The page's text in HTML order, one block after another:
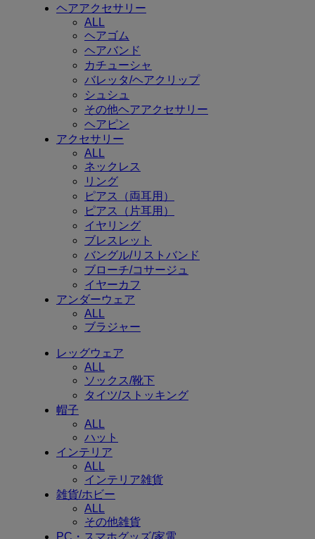
ヘアアクセサリー
ALL
ヘアゴム
ヘアバンド
カチューシャ
バレッタ/ヘアクリップ
シュシュ
その他ヘアアクセサリー
ヘアピン
アクセサリー
ALL
ネックレス
リング
ピアス（両耳用）
ピアス（片耳用）
イヤリング
ブレスレット
バングル/リストバンド
ブローチ/コサージュ
イヤーカフ
アンダーウェア
ALL
ブラジャー
レッグウェア
ALL
ソックス/靴下
タイツ/ストッキング
帽子
ALL
ハット
インテリア
ALL
インテリア雑貨
雑貨/ホビー
ALL
その他雑貨
PC・スマホグッズ/家電